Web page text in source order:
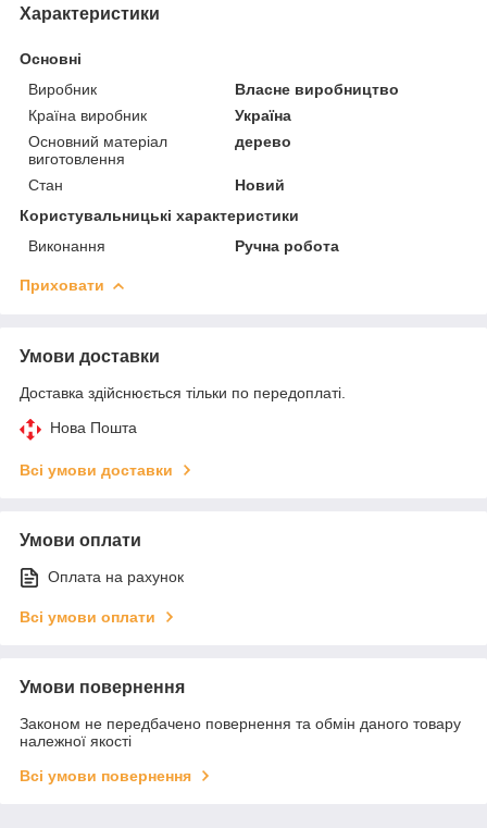
Характеристики
Основні
Виробник
Власне виробництво
Країна виробник
Україна
Основний матеріал
виготовлення
дерево
Стан
Новий
Користувальницькі характеристики
Виконання
Ручна робота
Приховати
Умови доставки
Доставка здійснюється тільки по передоплаті.
Нова Пошта
Всі умови доставки
Умови оплати
Оплата на рахунок
Всі умови оплати
Умови повернення
Законом не передбачено повернення та обмін даного товару
належної якості
Всі умови повернення